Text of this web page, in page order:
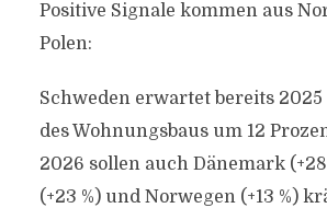
Positive Signale kommen aus
Polen:
Schweden erwartet bereits
des Wohnungsbaus um 12
2026 sollen auch Dänemark
(+23 %) und Norwegen (+13 %)